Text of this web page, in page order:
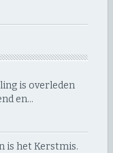
is overleden
en…
is het Kerstmis.